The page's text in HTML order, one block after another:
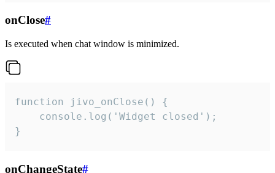
onClose#
Is executed when chat window is minimized.
function jivo_onClose() {
    console.log('Widget closed');
}
onChangeState#